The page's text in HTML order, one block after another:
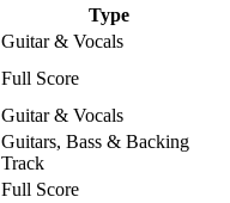
Type
Guitar & Vocals
Full Score
Guitar & Vocals
Guitars, Bass & Backing
Track
Full Score